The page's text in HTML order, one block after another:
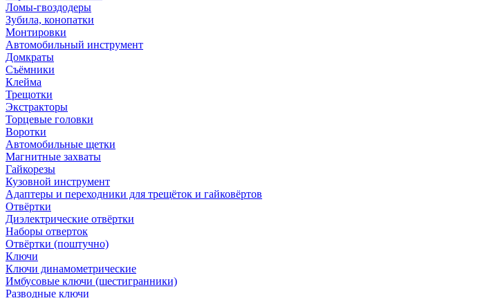
Ломы-гвоздодеры
Зубила, конопатки
Монтировки
Автомобильный инструмент
Домкраты
Съёмники
Клейма
Трещотки
Экстракторы
Торцевые головки
Воротки
Автомобильные щетки
Магнитные захваты
Гайкорезы
Кузовной инструмент
Адаптеры и переходники для трещёток и гайковёртов
Отвёртки
Диэлектрические отвёртки
Наборы отверток
Отвёртки (поштучно)
Ключи
Ключи динамометрические
Имбусовые ключи (шестигранники)
Разводные ключи